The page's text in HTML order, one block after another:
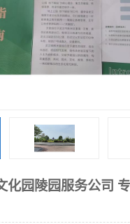
化园陵园服务公司